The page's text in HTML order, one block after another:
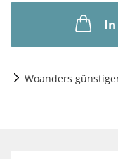
Woanders